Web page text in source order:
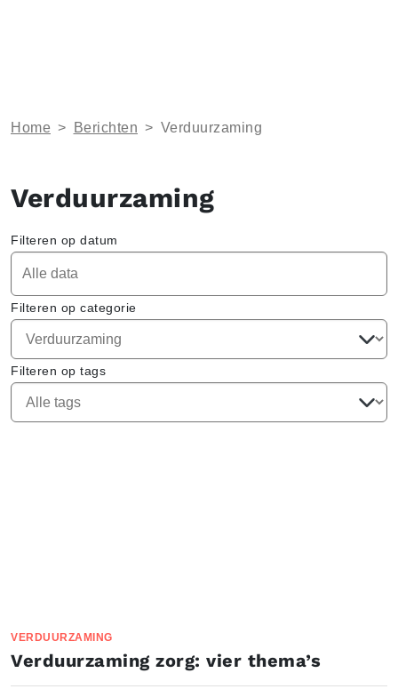
Home > Berichten > Verduurzaming
Verduurzaming
Filteren op datum
Filteren op categorie
Filteren op tags
VERDUURZAMING
Verduurzaming zorg: vier thema’s